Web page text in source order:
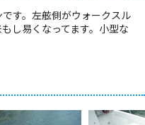
す。左舷側がウォークスル
し易くなってます。小型な